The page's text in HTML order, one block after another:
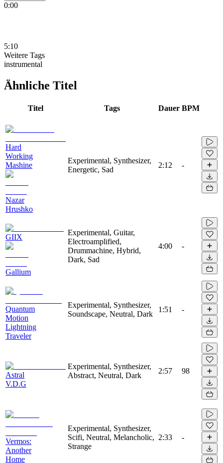
0:00
5:10
Weitere Tags
instrumental
Ähnliche Titel
Titel Tags Dauer BPM
Hard
Working
Mashine
Nazar
Hrushko
Experimental, Synthesizer,
Energetic, Sad
2:12 -
GIIX
Gallium
Experimental, Guitar,
Electroamplified,
Drummachine, Hybrid,
Dark, Sad
4:00 -
Quantum
Motion
Lightning
Traveler
Experimental, Synthesizer,
Soundscape, Neutral, Dark
1:51 -
Astral
V.D.G
Experimental, Synthesizer,
Abstract, Neutral, Dark
2:57 98
Vermos:
Another
Home
Experimental, Synthesizer,
Scifi, Neutral, Melancholic,
Strange
2:33 -